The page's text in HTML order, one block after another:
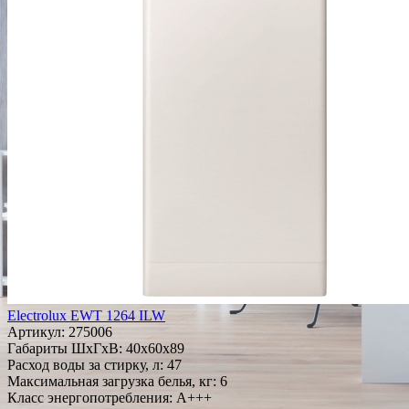
Electrolux EWT 1264 ILW
Артикул: 275006
Габариты ШxГxВ: 40x60x89
Расход воды за стирку, л: 47
Максимальная загрузка белья, кг: 6
Класс энергопотребления: A+++